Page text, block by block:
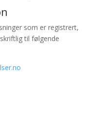
som er registrert,
til følgende